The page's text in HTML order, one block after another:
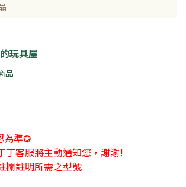
玩具屋
品
為準✪
客服將主動通知您，謝謝!
註明所需之型號